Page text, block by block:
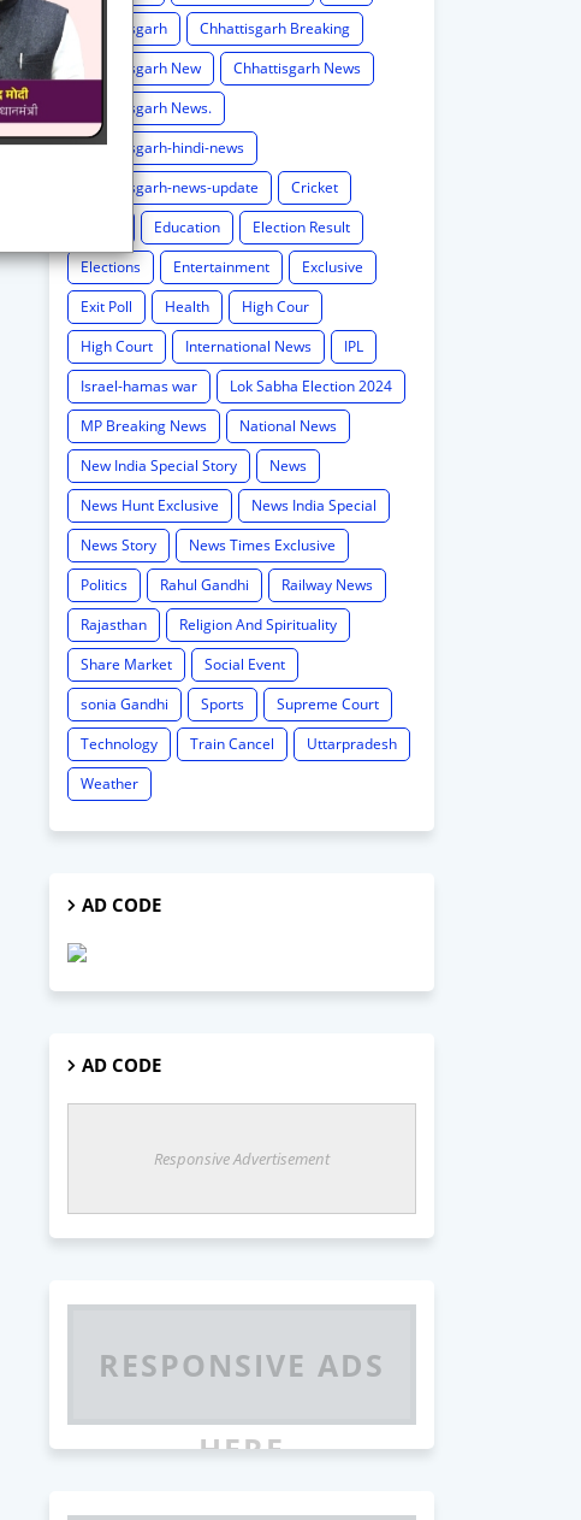
Chhattisgarh
Chhattisgarh Breaking
Chhattisgarh New
Chhattisgarh News
Chhattisgarh News.
Chhattisgarh-hindi-news
Chhattisgarh-news-update
Cricket
Education
Election Result
Elections
Entertainment
Exclusive
Exit Poll
Health
High Cour
High Court
International News
IPL
Israel-hamas war
Lok Sabha Election 2024
MP Breaking News
National News
New India Special Story
News
News Hunt Exclusive
News India Special
News Story
News Times Exclusive
Politics
Rahul Gandhi
Railway News
Rajasthan
Religion And Spirituality
Share Market
Social Event
sonia Gandhi
Sports
Supreme Court
Technology
Train Cancel
Uttarpradesh
Weather
AD CODE
AD CODE
Responsive Advertisement
RESPONSIVE ADS
HERE